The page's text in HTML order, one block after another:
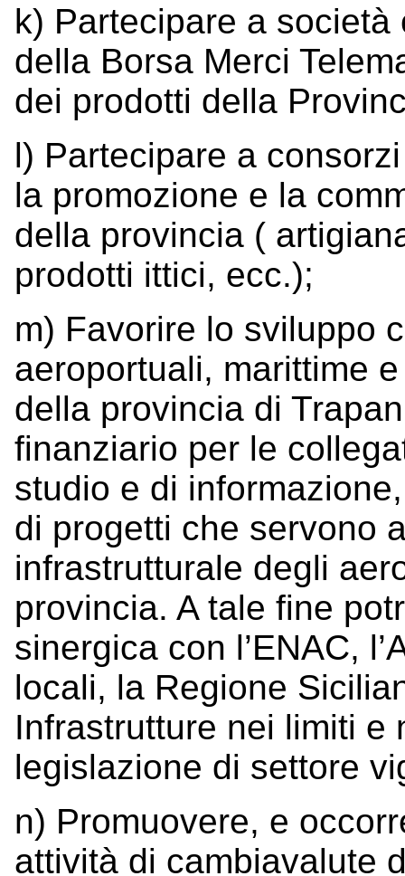
k) Partecipare a
della Borsa Merci
dei prodotti della
l) Partecipare a
la promozione e la
della provincia (
prodotti ittici, ecc.);
m) Favorire lo sviluppo
aeroportuali, marittime
della provincia di
finanziario per le
studio e di
di progetti che servono
infrastrutturale degli
provincia. A tale fine
sinergica con l’ENAC,
locali, la Regione
Infrastrutture nei limiti e
legislazione di settore
n) Promuovere, e
attività di cambiavalute